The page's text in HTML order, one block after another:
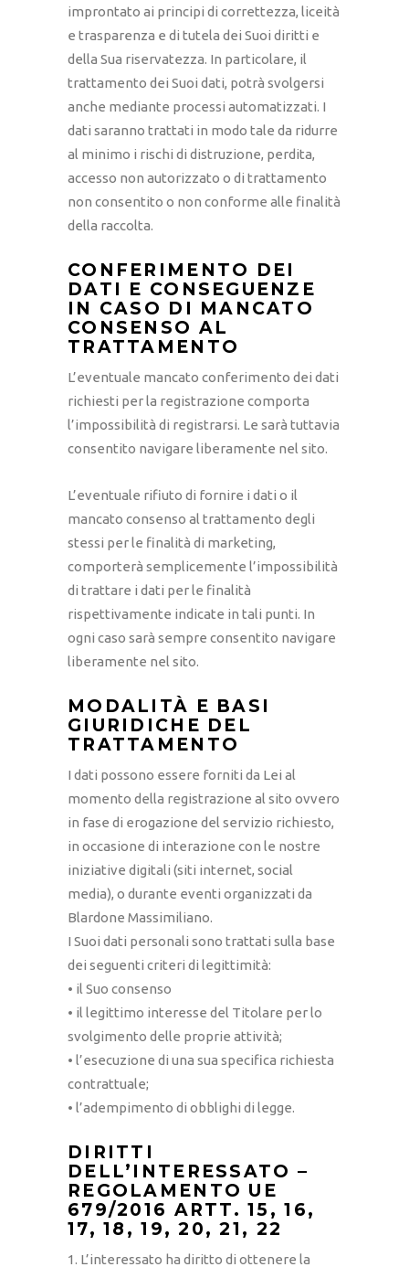
improntato ai principi di correttezza, liceità
e trasparenza e di tutela dei Suoi diritti e
della Sua riservatezza. In particolare, il
trattamento dei Suoi dati, potrà svolgersi
anche mediante processi automatizzati. I
dati saranno trattati in modo tale da ridurre
al minimo i rischi di distruzione, perdita,
accesso non autorizzato o di trattamento
non consentito o non conforme alle finalità
della raccolta.
CONFERIMENTO DEI
DATI E CONSEGUENZE
IN CASO DI MANCATO
CONSENSO AL
TRATTAMENTO
L’eventuale mancato conferimento dei dati
richiesti per la registrazione comporta
l’impossibilità di registrarsi. Le sarà tuttavia
consentito navigare liberamente nel sito.
L’eventuale rifiuto di fornire i dati o il
mancato consenso al trattamento degli
stessi per le finalità di marketing,
comporterà semplicemente l’impossibilità
di trattare i dati per le finalità
rispettivamente indicate in tali punti. In
ogni caso sarà sempre consentito navigare
liberamente nel sito.
MODALITÀ E BASI
GIURIDICHE DEL
TRATTAMENTO
I dati possono essere forniti da Lei al
momento della registrazione al sito ovvero
in fase di erogazione del servizio richiesto,
in occasione di interazione con le nostre
iniziative digitali (siti internet, social
media), o durante eventi organizzati da
Blardone Massimiliano.
I Suoi dati personali sono trattati sulla base
dei seguenti criteri di legittimità:
• il Suo consenso
• il legittimo interesse del Titolare per lo
svolgimento delle proprie attività;
• l’esecuzione di una sua specifica richiesta
contrattuale;
• l’adempimento di obblighi di legge.
DIRITTI
DELL’INTERESSATO –
REGOLAMENTO UE
679/2016 ARTT. 15, 16,
17, 18, 19, 20, 21, 22
1. L’interessato ha diritto di ottenere la